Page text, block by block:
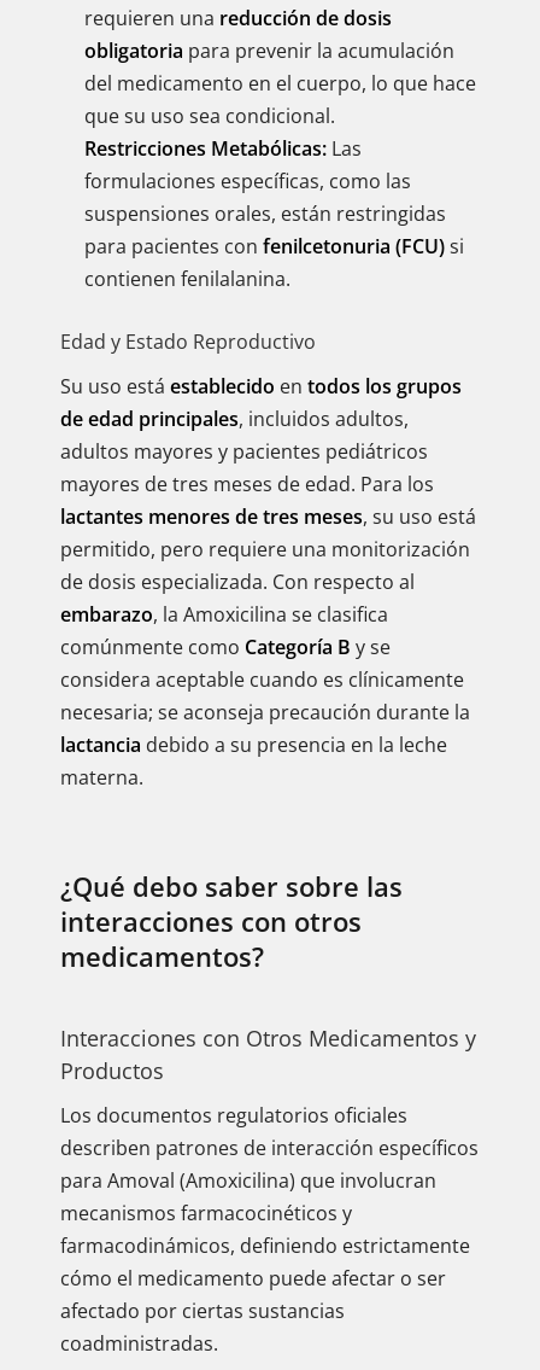
requieren una reducción de dosis
obligatoria para prevenir la acumulación
del medicamento en el cuerpo, lo que hace
que su uso sea condicional.
Restricciones Metabólicas: Las
formulaciones específicas, como las
suspensiones orales, están restringidas
para pacientes con fenilcetonuria (FCU)si
contienen fenilalanina.
Edad y Estado Reproductivo
Su uso está establecido en todos los grupos
de edad principales, incluidos adultos,
adultos mayores y pacientes pediátricos
mayores de tres meses de edad. Para los
lactantes menores de tres meses, su uso está
permitido, pero requiere una monitorización
de dosis especializada. Con respecto al
embarazo, la Amoxicilina se clasifica
comúnmente como Categoría B y se
considera aceptable cuando es clínicamente
necesaria; se aconseja precaución durante la
lactancia debido a su presencia en la leche
materna.
¿Qué debo saber sobre las
interacciones con otros
medicamentos?
Interacciones con Otros Medicamentos y
Productos
Los documentos regulatorios oficiales
describen patrones de interacción específicos
para Amoval (Amoxicilina) que involucran
mecanismos farmacocinéticos y
farmacodinámicos, definiendo estrictamente
cómo el medicamento puede afectar o ser
afectado por ciertas sustancias
coadministradas.